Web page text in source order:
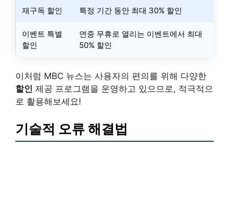
재구독 할인 특정 기간 동안 최대 30% 할인
이벤트 특별
할인
연중 무휴로 열리는 이벤트에서 최대
50% 할인
이처럼 MBC 뉴스는 사용자의 편의를 위해 다양한
할인 제공 프로그램을 운영하고 있으므로, 적극적으
로 활용해보세요!
기술적 오류 해결법